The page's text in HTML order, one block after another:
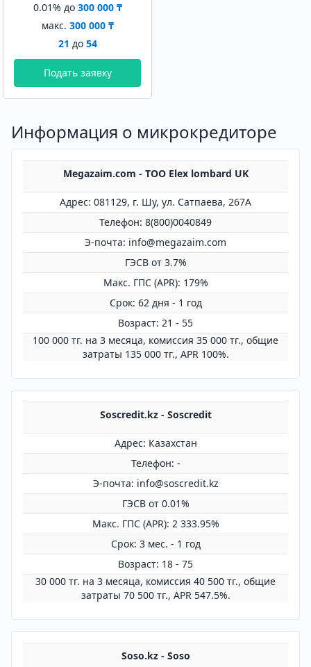
0.01% до 300 000 ₸
макс. 300 000 ₸
21 до 54
Подать заявку
Информация о микрокредиторе
Megazaim.com - ТОО Elex lombard UK
Адрес: 081129, г. Шу, ул. Сатпаева, 267А
Телефон: 8(800)0040849
Э-почта: info@megazaim.com
ГЭСВ от 3.7%
Mакс. ГПС (APR): 179%
Срок: 62 дня - 1 год
Возраст: 21 - 55
100 000 тг. на 3 месяца, комиссия 35 000 тг., общие
затраты 135 000 тг., APR 100%.
Soscredit.kz - Soscredit
Адрес: Казахстан
Телефон: -
Э-почта: info@soscredit.kz
ГЭСВ от 0.01%
Mакс. ГПС (APR): 2 333.95%
Срок: 3 мес. - 1 год
Возраст: 18 - 75
30 000 тг. на 3 месяца, комиссия 40 500 тг., общие
затраты 70 500 тг., APR 547.5%.
Soso.kz - Soso